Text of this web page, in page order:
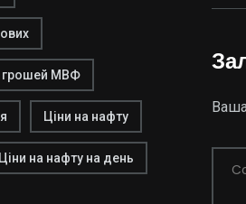
грошей МВФ
Ціни на нафту
Ціни на нафту на день